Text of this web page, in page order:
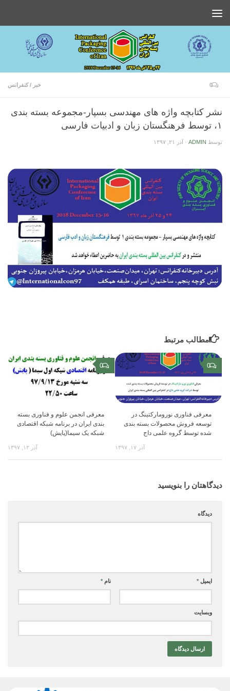
خبر / کنفرانس 0
نشر کتابچه واژه های مهندسی بسپار-مجموعه بسته بندی
۱، توسط فرهنگستان زبان و ادبیات فارسی
توسط ADMIN
· آذر ۲۱, ۱۳۹۷
مطالب مرتبط
0
معرفی انجمن علوم و فناوری بسته
بندی ایران در برنامه شبکه اقتصادی
شبکه یک سیما(پایش)
آذر ۱۳, ۱۳۹۷
0
معرفی فناوری نورومارکتینگ در
توسعه فروش محصولات بسته بندی
شده توسط گروه علمی داج
آذر ۱۷, ۱۳۹۷
دیدگاهتان را بنویسید
دیدگاه
نام * ایمیل *
وبسایت